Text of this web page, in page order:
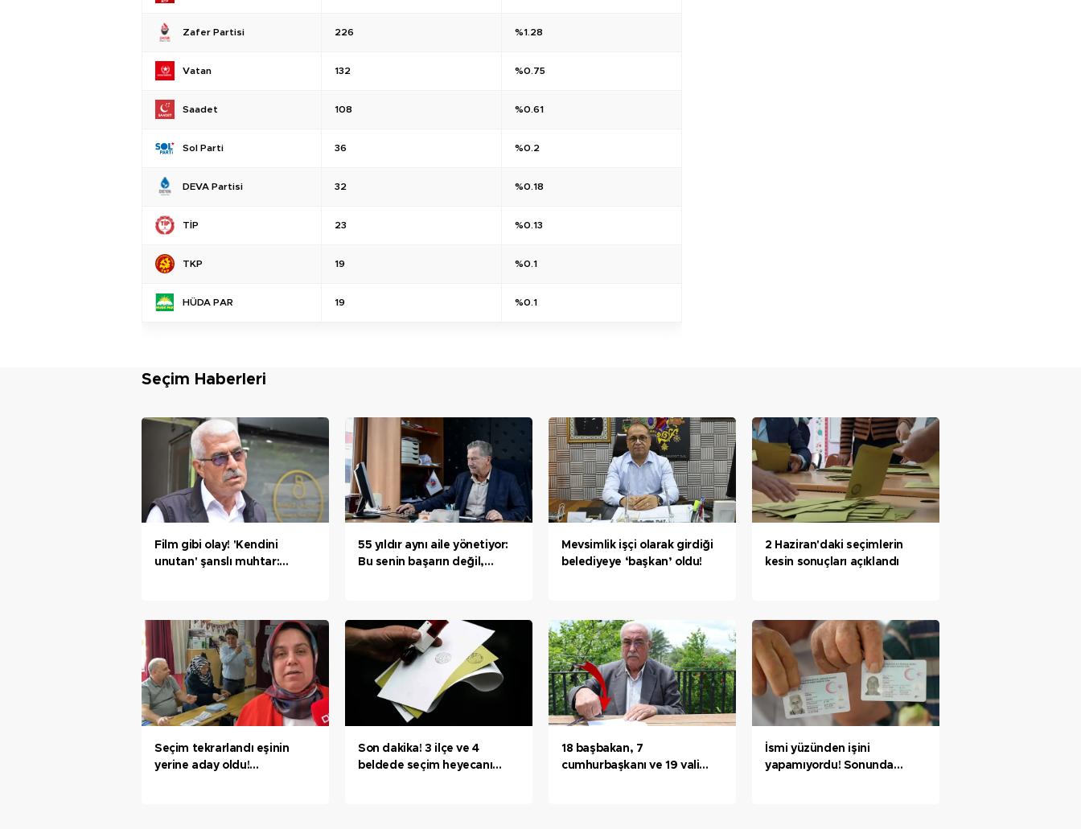
Zafer Partisi 226 %1.28
Vatan 132 %0.75
Saadet 108 %0.61
Sol Parti 36 %0.2
DEVA Partisi 32 %0.18
TİP 23 %0.13
TKP 19 %0.1
HÜDA PAR 19 %0.1
Seçim Haberleri
Film gibi olay! 'Kendini
unutan' şanslı muhtar:
55 yıldır aynı aile yönetiyor:
Bu senin başarın değil,
Mevsimlik işçi olarak girdiği
belediyeye ‘başkan’ oldu!
2 Haziran'daki seçimlerin
kesin sonuçları açıklandı
Seçim tekrarlandı eşinin
yerine aday oldu!
Son dakika! 3 ilçe ve 4
beldede seçim heyecanı
18 başbakan, 7
cumhurbaşkanı ve 19 vali
İsmi yüzünden işini
yapamıyordu! Sonunda